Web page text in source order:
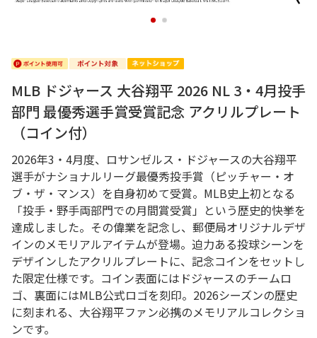
1 2
MLB ドジャース 大谷翔平 2026 NL 3・4月投手
部門 最優秀選手賞受賞記念 アクリルプレート
（コイン付）
2026年3・4月度、ロサンゼルス・ドジャースの大谷翔平
選手がナショナルリーグ最優秀投手賞（ピッチャー・オ
ブ・ザ・マンス）を自身初めて受賞。MLB史上初となる
「投手・野手両部門での月間賞受賞」という歴史的快挙を
達成しました。その偉業を記念し、郵便局オリジナルデザ
インのメモリアルアイテムが登場。迫力ある投球シーンを
デザインしたアクリルプレートに、記念コインをセットし
た限定仕様です。コイン表面にはドジャースのチームロ
ゴ、裏面にはMLB公式ロゴを刻印。2026シーズンの歴史
に刻まれる、大谷翔平ファン必携のメモリアルコレクショ
ンです。